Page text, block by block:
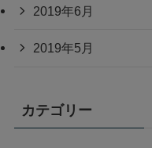
2019年6月
2019年5月
カテゴリー